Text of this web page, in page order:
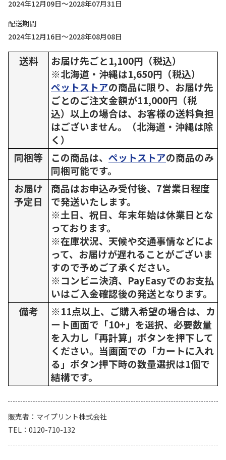
2024年12月09日～2028年07月31日
配送期間
2024年12月16日～2028年08月08日
送料
お届け先ごと1,100円（税込）
※北海道・沖縄は1,650円（税込）
ペットストアの商品に限り、お届け先
ごとのご注文金額が11,000円（税
込）以上の場合は、お客様の送料負担
はございません。（北海道・沖縄は除
く）
同梱等
この商品は、 ペットストアの商品のみ
同梱可能です。
お届け
予定日
商品はお申込み受付後、7営業日程度
で発送いたします。
※土日、祝日、年末年始は休業日とな
っております。
※在庫状況、天候や交通事情などによ
って、お届けが遅れることがございま
すので予めご了承ください。
※コンビニ決済、PayEasyでのお支払
いはご入金確認後の発送となります。
備考
※11点以上、ご購入希望の場合は、カ
ート画面で「10+」を選択、必要数量
を入力し「再計算」ボタンを押下して
ください。当画面での「カートに入れ
る」ボタン押下時の数量選択は1個で
結構です。
販売者
マイプリント株式会社
TEL
0120-710-132